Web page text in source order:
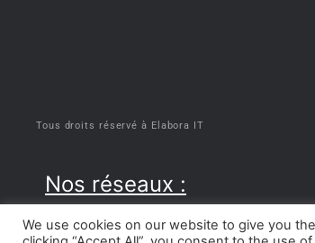
Tous droits réservé à Elabora IT
Nos réseaux :
We use cookies on our website to give you